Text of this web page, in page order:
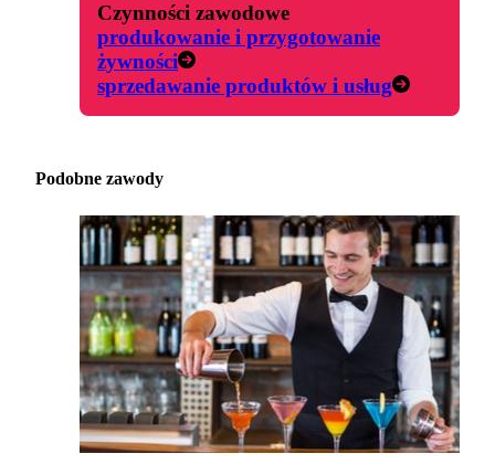
Czynności zawodowe
produkowanie i przygotowanie
żywności
sprzedawanie produktów i usług
Podobne zawody